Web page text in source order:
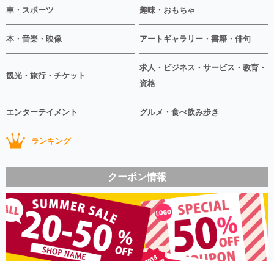
車・スポーツ 趣味・おもちゃ
本・音楽・映像 アートギャラリー・書籍・俳句
観光・旅行・チケット
求人・ビジネス・サービス・教育・
資格
エンターテイメント グルメ・食べ飲み歩き
ランキング
クーポン情報